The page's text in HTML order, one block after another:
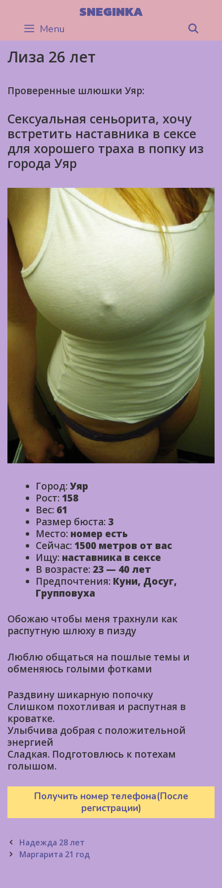
content
SNEGINKA
Menu
Лиза 26 лет
Проверенные шлюшки Уяр:
Сексуальная сеньорита, хочу
встретить наставника в сексе
для хорошего траха в попку из
города Уяр
Город:Уяр
Рост: 158
Вес: 61
Размер бюста: 3
Место: номер есть
Сейчас: 1500 метров от вас
Ищу: наставника в сексе
В возрасте: 23 — 40 лет
Предпочтения: Куни, Досуг,
Групповуха
Обожаю чтобы меня трахнули как
распутную шлюху в пизду
Люблю общаться на пошлые темы и
обменяюсь голыми фотками
Раздвину шикарную попочку
Слишком похотливая и распутная в
кроватке.
Улыбчива добрая с положительной
энергией
Сладкая. Подготовлюсь к потехам
голышом.
Получить номер телефона(После
регистрации)
Post
navigation
Надежда 28 лет
Маргарита 21 год